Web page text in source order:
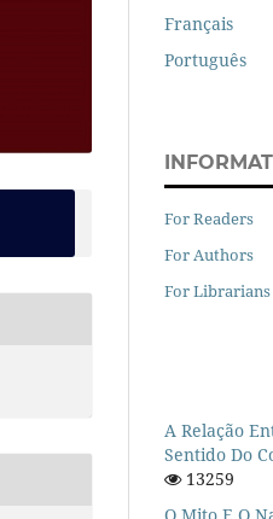
Français
Português
For Readers
For Authors
For Librarians
A Relação
Sentido Do
13259
O Mito E O